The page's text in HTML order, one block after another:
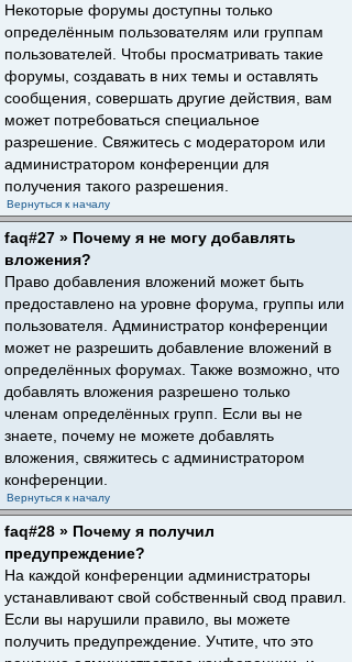
Некоторые форумы доступны только
определённым пользователям или группам
пользователей. Чтобы просматривать такие
форумы, создавать в них темы и оставлять
сообщения, совершать другие действия, вам
может потребоваться специальное
разрешение. Свяжитесь с модератором или
администратором конференции для
получения такого разрешения.
Вернуться к началу
faq#27 » Почему я не могу добавлять
вложения?
Право добавления вложений может быть
предоставлено на уровне форума, группы или
пользователя. Администратор конференции
может не разрешить добавление вложений в
определённых форумах. Также возможно, что
добавлять вложения разрешено только
членам определённых групп. Если вы не
знаете, почему не можете добавлять
вложения, свяжитесь с администратором
конференции.
Вернуться к началу
faq#28 » Почему я получил
предупреждение?
На каждой конференции администраторы
устанавливают свой собственный свод правил.
Если вы нарушили правило, вы можете
получить предупреждение. Учтите, что это